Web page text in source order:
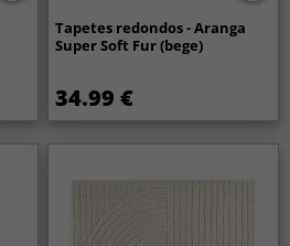
Tapetes redondos - Aranga
Super Soft Fur (bege)
34.99 €